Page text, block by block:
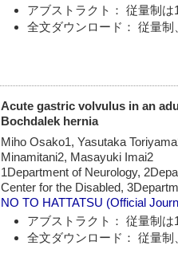
アブストラクト： 従量制は
全文ダウンロード： 従量制
Acute gastric volvulus in an
Bochdalek hernia
Miho Osako1, Yasutaka
Minamitani2, Masayuki Imai2
1Department of Neurology,
Center for the Disabled,
NO TO HATTATSU (Official
アブストラクト： 従量制は
全文ダウンロード： 従量制